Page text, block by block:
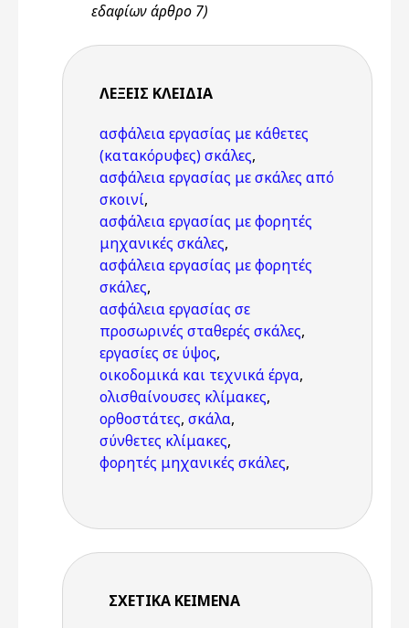
εδαφίων άρθρο 7)
ΛΈΞΕΙΣ KΛΕΙΔΙΆ
ασφάλεια εργασίας με κάθετες
(κατακόρυφες) σκάλες,
ασφάλεια εργασίας με σκάλες από
σκοινί,
ασφάλεια εργασίας με φορητές
μηχανικές σκάλες,
ασφάλεια εργασίας με φορητές
σκάλες,
ασφάλεια εργασίας σε
προσωρινές σταθερές σκάλες,
εργασίες σε ύψος,
οικοδομικά και τεχνικά έργα,
ολισθαίνουσες κλίμακες,
ορθοστάτες, σκάλα,
σύνθετες κλίμακες,
φορητές μηχανικές σκάλες,
ΣΧΕΤΙΚΆ ΚΕΊΜΕΝΑ